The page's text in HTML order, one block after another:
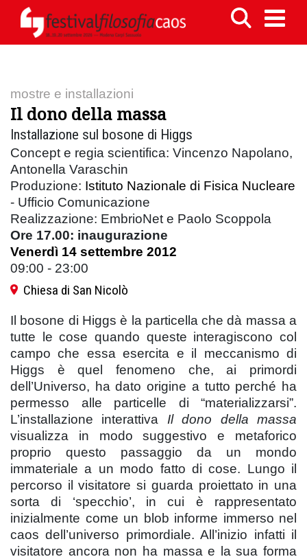
mostre e installazioni
Il dono della massa
Installazione sul bosone di Higgs
Concept e regia scientifica: Vincenzo Napolano,
Antonella Varaschin
Produzione: Istituto Nazionale di Fisica Nucleare
- Ufficio Comunicazione
Realizzazione: EmbrioNet e Paolo Scoppola
Ore 17.00: inaugurazione
Venerdì 14 settembre 2012
09:00 - 23:00
Chiesa di San Nicolò
Il bosone di Higgs è la particella che dà massa a
tutte le cose quando queste interagiscono col
campo che essa esercita e il meccanismo di
Higgs è quel fenomeno che, ai primordi
dell’Universo, ha dato origine a tutto perché ha
permesso alle particelle di “materializzarsi”.
L’installazione interattiva Il dono della massa
visualizza in modo suggestivo e metaforico
proprio questo passaggio da un mondo
immateriale a un modo fatto di cose. Lungo il
percorso il visitatore si guarda proiettato in una
sorta di ‘specchio’, in cui è rappresentato
inizialmente come un blob informe immerso nel
caos dell’universo primordiale. All’inizio infatti il
visitatore ancora non ha massa e la sua forma